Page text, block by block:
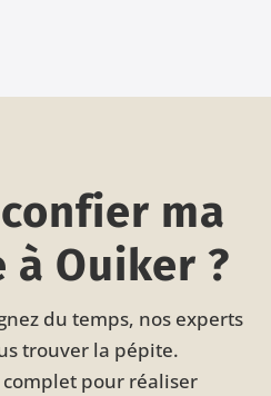
ma
à Ouiker ?
du temps, nos experts
trouver la pépite.
complet pour réaliser